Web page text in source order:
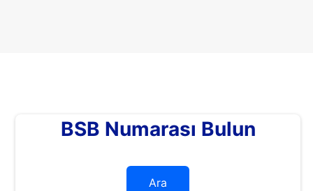
BSB Numarası Bulun
Ara